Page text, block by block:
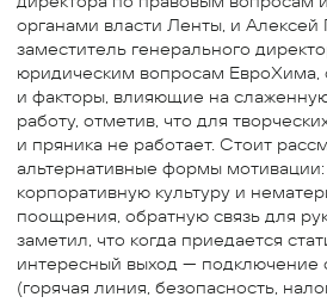
органами власти Ленты, и Алексей
заместитель генерального
юридическим вопросам
и факторы, влияющие на
работу, отметив, что для
и пряника не работает. Стоит
альтернативные формы
корпоративную культуру и
поощрения, обратную связь для
заметил, что когда приедается
интересный выход —
(горячая линия, безопасность,